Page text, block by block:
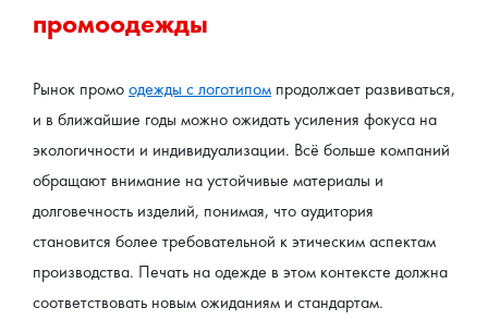
промоодежды
Рынок промо одежды с логотипом продолжает развиваться,
и в ближайшие годы можно ожидать усиления фокуса на
экологичности и индивидуализации. Всё больше компаний
обращают внимание на устойчивые материалы и
долговечность изделий, понимая, что аудитория
становится более требовательной к этическим аспектам
производства. Печать на одежде в этом контексте должна
соответствовать новым ожиданиям и стандартам.